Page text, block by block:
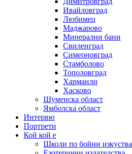
Ивайловград
Любимец
Маджарово
Минерални бани
Свиленград
Симеоновград
Стамболово
Тополовград
Харманли
Хасково
Шуменска област
Ямболска област
Интервю
Портрети
Кой кой е
Школи по бойни изкуства